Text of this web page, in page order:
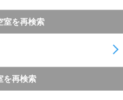
室を再検索
を再検索